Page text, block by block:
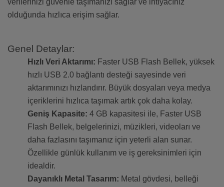
verilerinizi güvenle taşımanızı sağlar ve ihtiyacınız
olduğunda hızlıca erişim sağlar.
Genel Detaylar:
Hızlı Veri Aktarımı: Faster USB Flash Bellek, yüksek
hızlı USB 2.0 bağlantı desteği sayesinde veri
aktarımınızı hızlandırır. Büyük dosyaları veya medya
içeriklerini hızlıca taşımak artık çok daha kolay.
Geniş Kapasite: 4 GB kapasitesi ile, Faster USB
Flash Bellek, belgelerinizi, müzikleri, videoları ve
daha fazlasını taşımanız için yeterli alan sunar.
Özellikle günlük kullanım ve iş gereksinimleri için
idealdir.
Dayanıklı Metal Tasarım: Metal gövdesi, belleği